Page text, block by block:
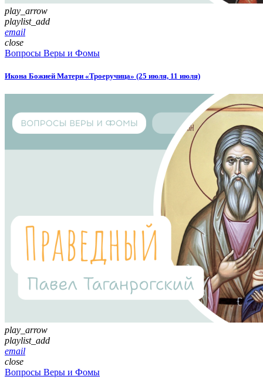
play_arrow
playlist_add
email
close
Вопросы Веры и Фомы
Икона Божией Матери «Троеручица» (25 июля, 11 июля)
play_arrow
playlist_add
email
close
Вопросы Веры и Фомы